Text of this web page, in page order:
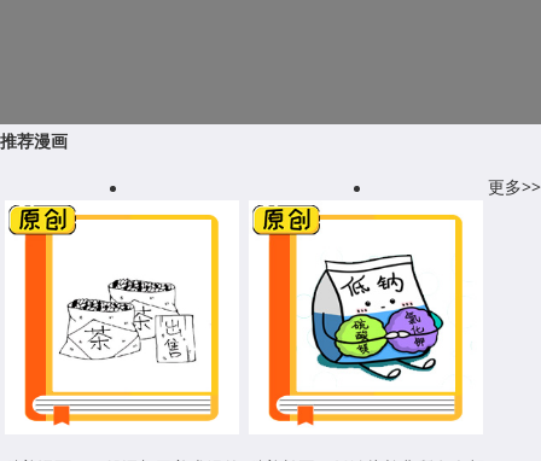
推荐漫画
更多>>